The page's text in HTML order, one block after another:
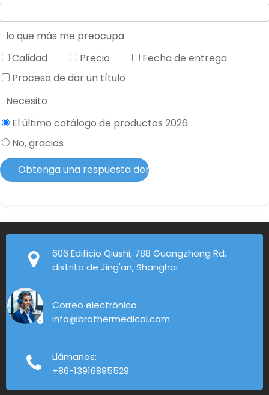
lo que más me preocupa
Calidad
Precio
Fecha de entrega
Proceso de dar un título
Necesito
El último catálogo de productos 2026
No, gracias
Obtenga una respuesta dentro de 2 horas
606 Edificio Qiushi, 788 Guangzhong Rd,
distrito de Jing'an, Shanghai
Correo electrónico:
info@brothermedical.com
Llámanos:
+86-13916895529